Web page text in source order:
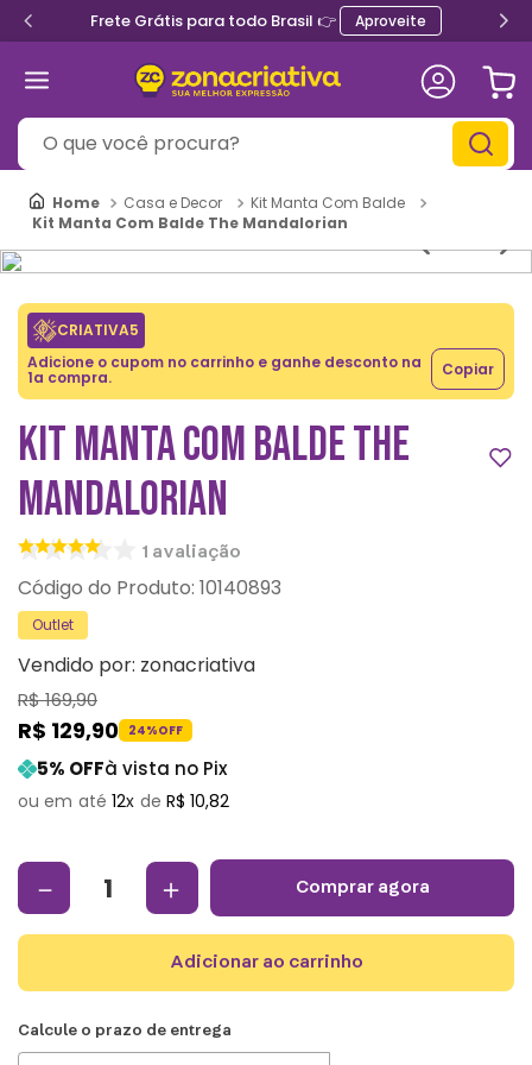
Frete Grátis para todo Brasil 👉 Aproveite
O que você procura?
Casa e Decor
Kit Manta Com Balde
Kit Manta Com Balde The Mandalorian
CRIATIVA5
Adicione o cupom no carrinho e ganhe desconto na
1a compra. Copiar
KIT MANTA COM BALDE THE
MANDALORIAN
1 avaliação
: 10140893
Outlet
Vendido por: zonacriativa
R$169,90
R$ 129,90 24%OFF
5% OFFà vista no Pix
12 R$ 10,82
＋
－ comprar agora
adicionar ao carrinho